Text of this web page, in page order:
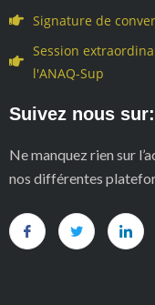
Signature de
Session
l'ANAQ-Sup
Suivez nous sur:
Ne manquez rien sur
nos différentes